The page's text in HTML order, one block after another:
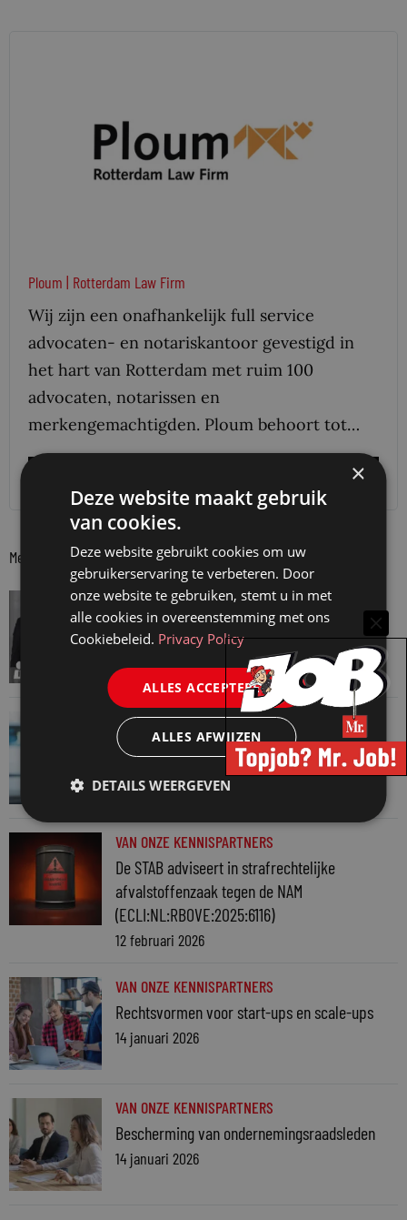
Ploum | Rotterdam Law Firm
Wij zijn een onafhankelijk full service
advocaten- en notariskantoor gevestigd in
het hart van Rotterdam met ruim 100
advocaten, notarissen en
merkengemachtigden. Ploum behoort tot…
Meer berichten van partner
VAN ONZE KENNISPARTNERS
Ploum Academy: Arbeidsrecht – het
adviestraject van A tot Z
16 februari 2026
VAN ONZE KENNISPARTNERS
De bindende tariefinlichting (BTI) als
zekerheid, maar niet per se de gewenste
12 februari 2026
VAN ONZE KENNISPARTNERS
De STAB adviseert in strafrechtelijke
afvalstoffenzaak tegen de NAM
(ECLI:NL:RBOVE:2025:6116)
12 februari 2026
VAN ONZE KENNISPARTNERS
Rechtsvormen voor start-ups en scale-ups
14 januari 2026
VAN ONZE KENNISPARTNERS
Bescherming van ondernemingsraadsleden
14 januari 2026
×
Deze website maakt gebruik
van cookies.
Deze website gebruikt cookies om uw
gebruikerservaring te verbeteren. Door
onze website te gebruiken, stemt u in met
alle cookies in overeenstemming met ons
Cookiebeleid. Privacy Policy
ALLES ACCEPTEREN
ALLES AFWIJZEN
DETAILS WEERGEVEN